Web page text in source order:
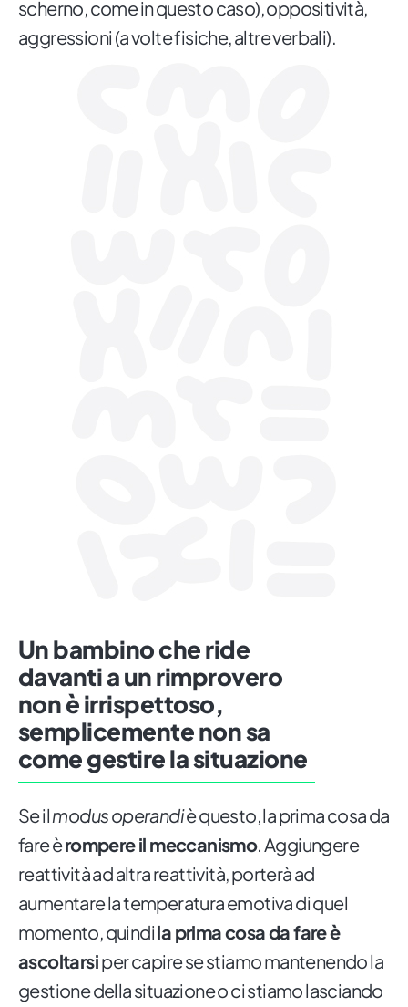
scherno, come in questo caso), oppositività,
aggressioni (a volte fisiche, altre verbali).
Un bambino che ride
davanti a un rimprovero
non è irrispettoso,
semplicemente non sa
come gestire la situazione
Se ilmodus operandiè questo, la prima cosa da
fare èrompere il meccanismo. Aggiungere
reattività ad altra reattività, porterà ad
aumentare la temperatura emotiva di quel
momento, quindila prima cosa da fare è
ascoltarsiper capire se stiamo mantenendo la
gestione della situazione o ci stiamo lasciando